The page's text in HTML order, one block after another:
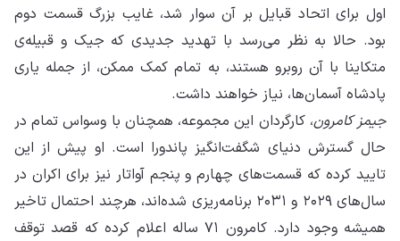
اول برای اتحاد قبایل بر آن سوار شد، غایب بزرگ قسمت دوم
بود. حالا به نظر می‌رسد با تهدید جدیدی که جیک و قبیله‌ی
متکاینا با آن روبرو هستند، به تمام کمک ممکن، از جمله یاری
پادشاه آسمان‌ها، نیاز خواهند داشت.
جیمز کامرون، کارگردان این مجموعه، همچنان با وسواس تمام در
حال گسترش دنیای شگفت‌انگیز پاندورا است. او پیش از این
تایید کرده که قسمت‌های چهارم و پنجم آواتار نیز برای اکران در
سال‌های ۲۰۲۹ و ۲۰۳۱ برنامه‌ریزی شده‌اند، هرچند احتمال تاخیر
همیشه وجود دارد. کامرون ۷۱ ساله اعلام کرده که قصد توقف